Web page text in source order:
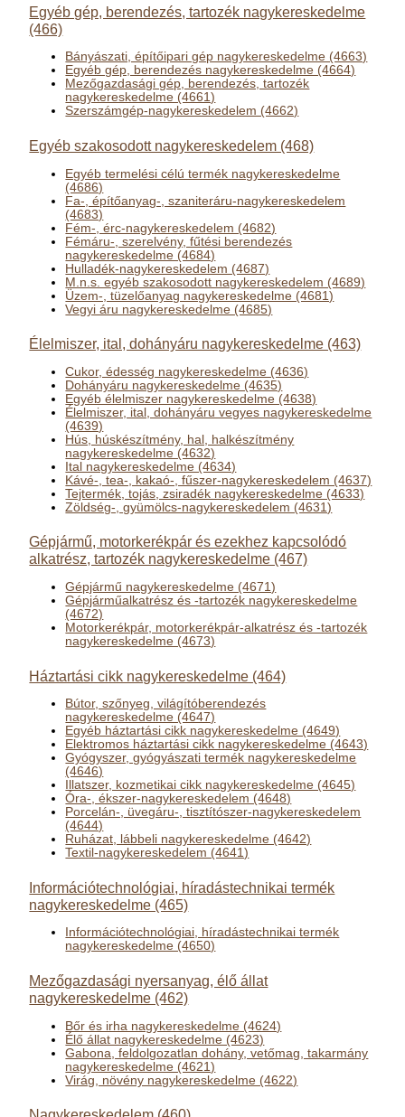
Egyéb gép, berendezés, tartozék nagykereskedelme
(466)
Bányászati, építőipari gép nagykereskedelme (4663)
Egyéb gép, berendezés nagykereskedelme (4664)
Mezőgazdasági gép, berendezés, tartozék
nagykereskedelme (4661)
Szerszámgép-nagykereskedelem (4662)
Egyéb szakosodott nagykereskedelem (468)
Egyéb termelési célú termék nagykereskedelme
(4686)
Fa-, építőanyag-, szaniteráru-nagykereskedelem
(4683)
Fém-, érc-nagykereskedelem (4682)
Fémáru-, szerelvény, fűtési berendezés
nagykereskedelme (4684)
Hulladék-nagykereskedelem (4687)
M.n.s. egyéb szakosodott nagykereskedelem (4689)
Üzem-, tüzelőanyag nagykereskedelme (4681)
Vegyi áru nagykereskedelme (4685)
Élelmiszer, ital, dohányáru nagykereskedelme (463)
Cukor, édesség nagykereskedelme (4636)
Dohányáru nagykereskedelme (4635)
Egyéb élelmiszer nagykereskedelme (4638)
Élelmiszer, ital, dohányáru vegyes nagykereskedelme
(4639)
Hús, húskészítmény, hal, halkészítmény
nagykereskedelme (4632)
Ital nagykereskedelme (4634)
Kávé-, tea-, kakaó-, fűszer-nagykereskedelem (4637)
Tejtermék, tojás, zsiradék nagykereskedelme (4633)
Zöldség-, gyümölcs-nagykereskedelem (4631)
Gépjármű, motorkerékpár és ezekhez kapcsolódó
alkatrész, tartozék nagykereskedelme (467)
Gépjármű nagykereskedelme (4671)
Gépjárműalkatrész és -tartozék nagykereskedelme
(4672)
Motorkerékpár, motorkerékpár-alkatrész és -tartozék
nagykereskedelme (4673)
Háztartási cikk nagykereskedelme (464)
Bútor, szőnyeg, világítóberendezés
nagykereskedelme (4647)
Egyéb háztartási cikk nagykereskedelme (4649)
Elektromos háztartási cikk nagykereskedelme (4643)
Gyógyszer, gyógyászati termék nagykereskedelme
(4646)
Illatszer, kozmetikai cikk nagykereskedelme (4645)
Óra-, ékszer-nagykereskedelem (4648)
Porcelán-, üvegáru-, tisztítószer-nagykereskedelem
(4644)
Ruházat, lábbeli nagykereskedelme (4642)
Textil-nagykereskedelem (4641)
Információtechnológiai, híradástechnikai termék
nagykereskedelme (465)
Információtechnológiai, híradástechnikai termék
nagykereskedelme (4650)
Mezőgazdasági nyersanyag, élő állat
nagykereskedelme (462)
Bőr és irha nagykereskedelme (4624)
Élő állat nagykereskedelme (4623)
Gabona, feldolgozatlan dohány, vetőmag, takarmány
nagykereskedelme (4621)
Virág, növény nagykereskedelme (4622)